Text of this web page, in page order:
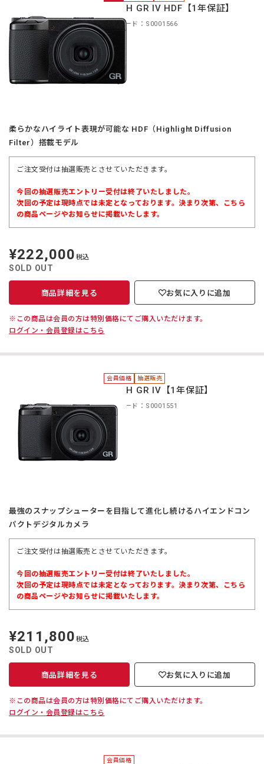
RICOH GR IV HDF【1年保証】
商品コード：S0001566
柔らかなハイライト表現が可能な HDF（Highlight Diffusion
Filter）搭載モデル
ご注文受付は抽選販売とさせていただきます。
今回の抽選販売エントリー受付は終了いたしました。
次回の予定は現時点では未定となっております。決まり次第、こちら
の商品ページやお知らせに掲載いたします。
定
価
¥222,000 税込
SOLD OUT
商品詳細を見る お気に入りに追加
※この商品は会員の方は特別価格にてご購入いただけます。
ログイン・会員登録はこちら
会員価格 抽選販売
RICOH GR IV【1年保証】
商品コード：S0001551
最強のスナップシューターを目指して進化し続けるハイエンドコン
パクトデジタルカメラ
ご注文受付は抽選販売とさせていただきます。
今回の抽選販売エントリー受付は終了いたしました。
次回の予定は現時点では未定となっております。決まり次第、こちら
の商品ページやお知らせに掲載いたします。
定
価
¥211,800 税込
SOLD OUT
商品詳細を見る お気に入りに追加
※この商品は会員の方は特別価格にてご購入いただけます。
ログイン・会員登録はこちら
会員価格